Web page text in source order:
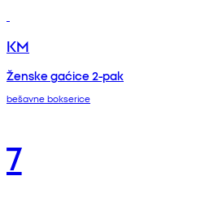
KM
Ženske gaćice 2-pak
bešavne bokserice
7